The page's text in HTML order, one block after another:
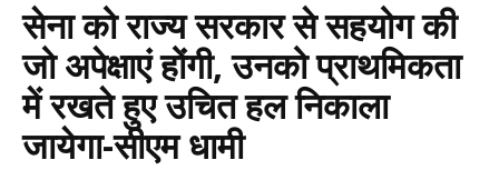
सेना को राज्य सरकार से सहयोग की
जो अपेक्षाएं होंगी, उनको प्राथमिकता
में रखते हुए उचित हल निकाला
जायेगा-सीएम धामी